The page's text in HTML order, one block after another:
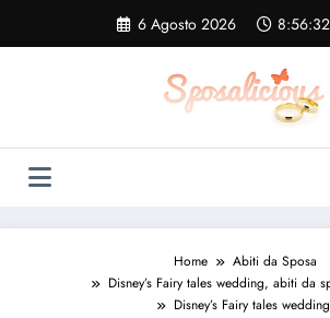
contenuto
6 Agosto 2026
Home
Abiti da Sposa
Disney’s Fairy tales wedding, abiti da
Disney’s Fairy tales